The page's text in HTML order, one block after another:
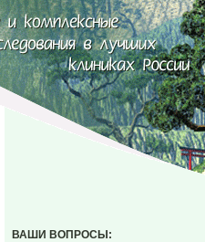
ВАШИ ВОПРОСЫ: